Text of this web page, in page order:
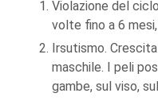
Violazione del
volte fino a 6
Irsutismo.
maschile. I peli
gambe, sul viso,